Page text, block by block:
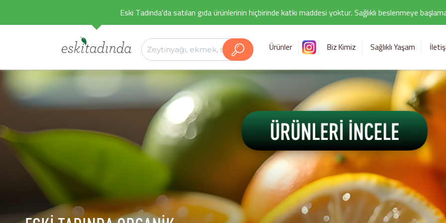
Eski Tadında'da satılan gıda ürünlerinin hiçbirinde katkı maddesi yoktur. Sağlıklı beslenmeye
Ürünler Biz Kimiz Sağlıklı Yaşam